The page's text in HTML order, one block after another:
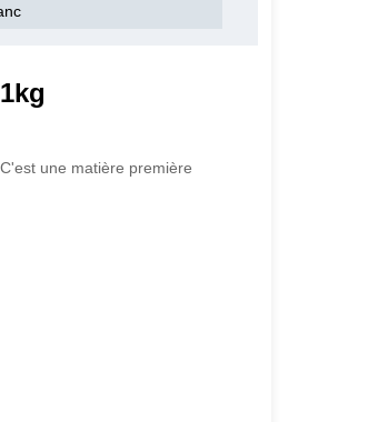
une matière première